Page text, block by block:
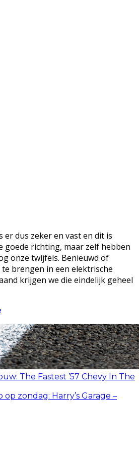
er dus zeker en vast en dit is
goede richting, maar zelf hebben
onze twijfels. Benieuwd of
brengen in een elektrische
krijgen we die eindelijk geheel
The Fastest ’57 Chevy In The
op zondag: Harry’s Garage –